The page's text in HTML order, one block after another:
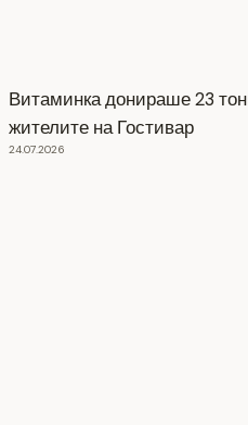
Витаминка донираше 23
жителите на Гостивар
24.07.2026